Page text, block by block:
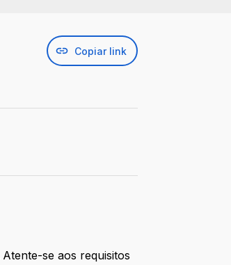
Copiar link
Atente-se aos requisitos